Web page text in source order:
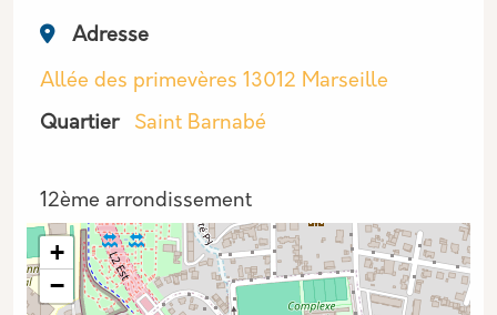
Adresse
Allée des primevères 13012 Marseille
Quartier
Saint Barnabé
Arrondissement
12ème arrondissement
+
−